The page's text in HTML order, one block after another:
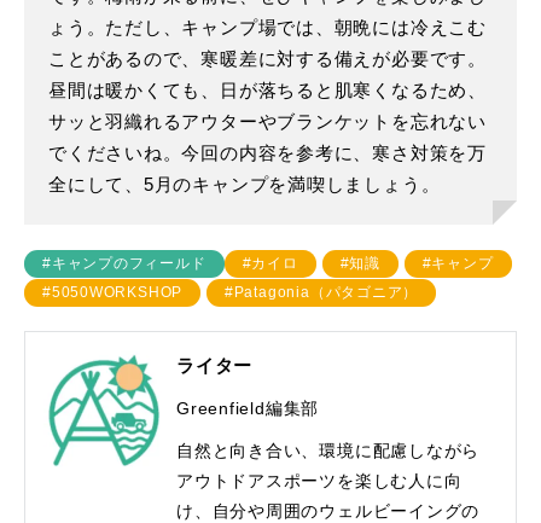
ょう。ただし、キャンプ場では、朝晩には冷えこむ
ことがあるので、寒暖差に対する備えが必要です。
昼間は暖かくても、日が落ちると肌寒くなるため、
サッと羽織れるアウターやブランケットを忘れない
でくださいね。今回の内容を参考に、寒さ対策を万
全にして、5月のキャンプを満喫しましょう。
#キャンプのフィールド #カイロ #知識
#キャンプ
#5050WORKSHOP
#Patagonia（パタゴニア）
ライター
Greenfield編集部
自然と向き合い、環境に配慮しながら
アウトドアスポーツを楽しむ人に向
け、自分や周囲のウェルビーイングの